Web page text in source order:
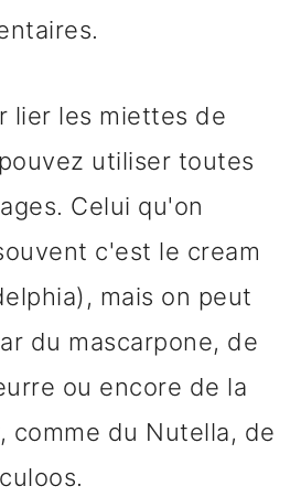
lier les miettes de
utiliser toutes
Celui qu'on
c'est le cream
mais on peut
du mascarpone, de
ou encore de la
comme du Nutella, de